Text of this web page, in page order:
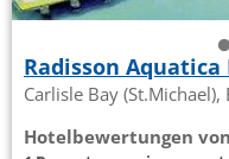
Radisson Aquatica
Carlisle Bay (St.Michael),
Hotelbewertungen